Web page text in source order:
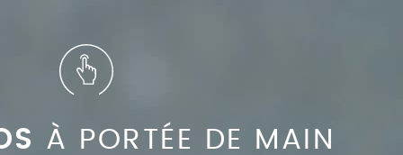
À PORTÉE DE MAIN